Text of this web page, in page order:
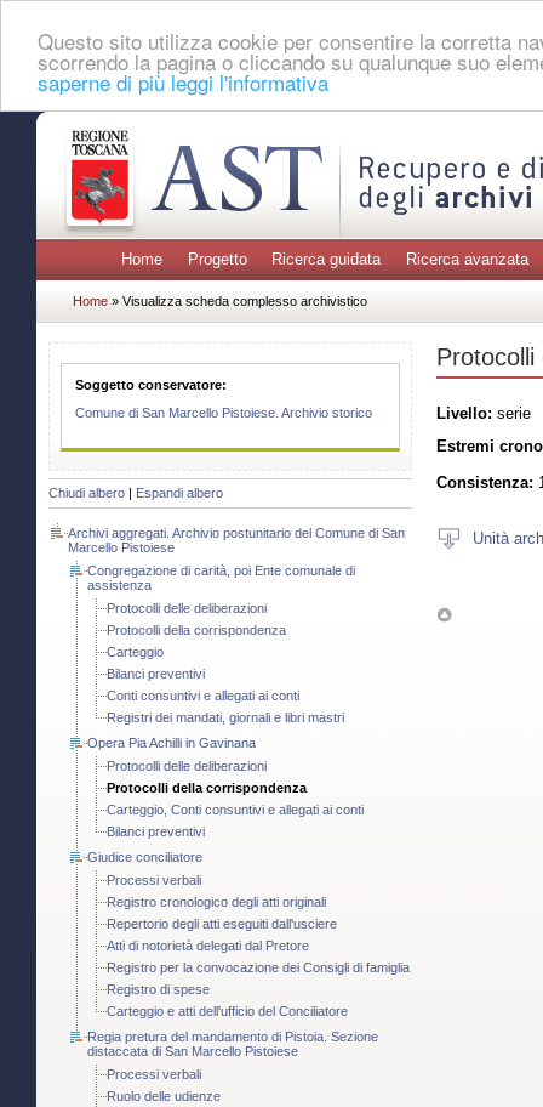
Questo sito utilizza cookie per consentire la corretta
scorrendo la pagina o cliccando su qualunque suo
saperne di più leggi l'informativa
Home Progetto Ricerca guidata Ricerca avanzata
Home » Visualizza scheda complesso archivistico
Soggetto conservatore:
Comune di San Marcello Pistoiese. Archivio storico
Chiudi albero Espandi albero
Archivi aggregati. Archivio postunitario del Comune di San
Marcello Pistoiese
Congregazione di carità, poi Ente comunale di
assistenza
Protocolli delle deliberazioni
Protocolli della corrispondenza
Carteggio
Bilanci preventivi
Conti consuntivi e allegati ai conti
Registri dei mandati, giornali e libri mastri
Opera Pia Achilli in Gavinana
Protocolli delle deliberazioni
Protocolli della corrispondenza
Carteggio, Conti consuntivi e allegati ai conti
Bilanci preventivi
Giudice conciliatore
Processi verbali
Registro cronologico degli atti originali
Repertorio degli atti eseguiti dall'usciere
Atti di notorietà delegati dal Pretore
Registro per la convocazione dei Consigli di famiglia
Registro di spese
Carteggio e atti dell'ufficio del Conciliatore
Regia pretura del mandamento di Pistoia. Sezione
distaccata di San Marcello Pistoiese
Processi verbali
Ruolo delle udienze
Protocolli
Livello: serie
Estremi
Consistenza:
Unità